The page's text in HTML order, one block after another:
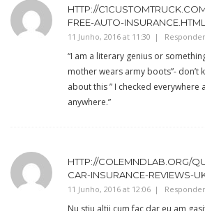
HTTP://
FREE-AUTO-INSURANCE.HTML
11 Junho, 2016 at 11:30 Responder
“I am a literary genius or
mother wears army boots”- don’t
about this ” I checked everywhere
anywhere.”
HTTP://COLEMNDLAB.ORG/
CAR-INSURANCE-REVIEWS-
11 Junho, 2016 at 12:06 Responder
Nu stiu altii cum fac dar eu am